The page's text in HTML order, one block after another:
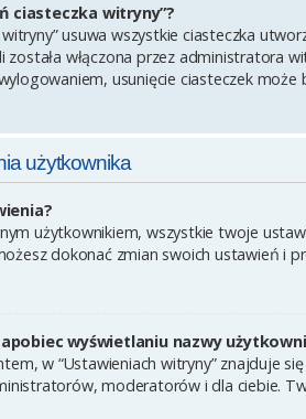
ciasteczka witryny”?
witryny” usuwa wszystkie ciasteczka
została włączona przez administratora
usunięcie ciasteczek może
użytkownika
użytkownikiem, wszystkie twoje
dokonać zmian swoich ustawień i
wyświetlaniu nazwy
w “Ustawieniach witryny” znajduje
moderatorów i dla ciebie.